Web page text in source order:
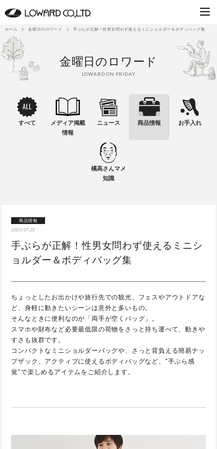
ホーム 金曜日のロワード 手ぶらが正解！性男女問わず使えるミニショルダー＆ボディバッグ集
金曜日のロワード
LOWARD ON FRIDAY
すべて
メディア掲載
情報
ニュース 商品情報 お手入れ
橘高さんマメ
知識
商品情報
2025.07.25
手ぶらが正解！性男女問わず使えるミニシ
ョルダー＆ボディバッグ集
ちょっとしたお出かけや旅行先での観光、フェスやアウトドアな
ど、身軽に動きたいシーンは意外と多いもの。
そんなときに便利なのが「両手が空くバッグ」。
スマホや財布など必要最低限の荷物をさっと持ち運べて、動きや
すさも抜群です。
コンパクトなミニショルダーバッグや、さっと背負える簡易ナッ
プザック、アクティブに使えるボディバッグなど、“手ぶら感
覚”で楽しめるアイテムをご紹介します。